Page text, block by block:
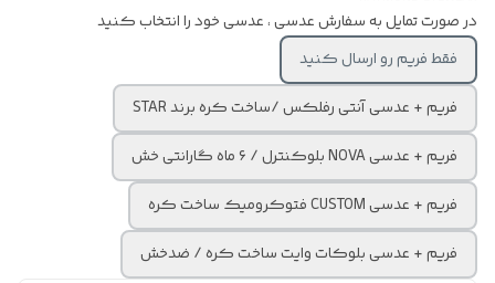
در صورت تمایل به سفارش عدسی ، عدسی خود را انتخاب کنید
فقط فریم رو ارسال کنید
فریم + عدسی آنتی رفلکس /ساخت کره برند STAR
فریم + عدسی NOVA بلوکنترل / ۶ ماه گارانتی خش
فریم + عدسی CUSTOM فتوکرومیک ساخت کره
فریم + عدسی بلوکات وایت ساخت کره / ضدخش